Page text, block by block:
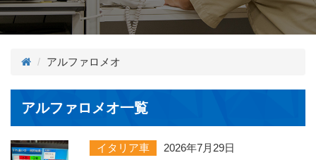
アルファロメオ
アルファロメオ一覧
イタリア車
2026年7月29日